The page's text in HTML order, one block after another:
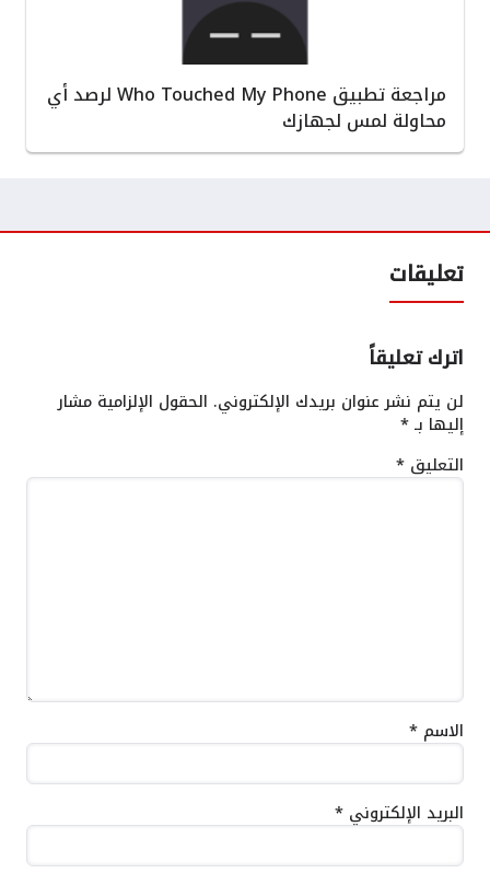
مراجعة تطبيق Who Touched My Phone لرصد أي
محاولة لمس لجهازك
تعليقات
اترك تعليقاً
لن يتم نشر عنوان بريدك الإلكتروني. الحقول الإلزامية مشار
إليها بـ*
التعليق *
الاسم *
البريد الإلكتروني *